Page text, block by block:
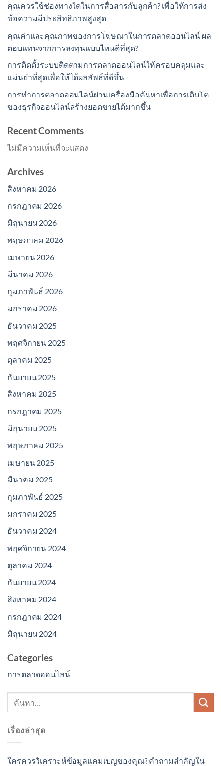
คุณควรใช้ช่องทางใดในการสื่อสารกับลูกค้า? เพื่อให้การส่ง
ข้อความมีประสิทธิภาพสูงสุด
คุณค่าและคุณภาพของการโฆษณาในการตลาดออนไลน์ ผล
ตอบแทนจากการลงทุนแบบไหนดีที่สุด?
การติดตั้งระบบติดตามการตลาดออนไลน์ให้ครอบคลุมและ
แม่นยำที่สุดเพื่อให้ได้ผลลัพธ์ที่ดีขึ้น
การทำการตลาดออนไลน์ผ่านเครื่องมือค้นหาเพื่อการเติบโต
ของธุรกิจออนไลน์สร้างยอดขายได้มากขึ้น
Recent Comments
ไม่มีความเห็นที่จะแสดง
Archives
สิงหาคม 2026
กรกฎาคม 2026
มิถุนายน 2026
พฤษภาคม 2026
เมษายน 2026
มีนาคม 2026
กุมภาพันธ์ 2026
มกราคม 2026
ธันวาคม 2025
พฤศจิกายน 2025
ตุลาคม 2025
กันยายน 2025
สิงหาคม 2025
กรกฎาคม 2025
มิถุนายน 2025
พฤษภาคม 2025
เมษายน 2025
มีนาคม 2025
กุมภาพันธ์ 2025
มกราคม 2025
ธันวาคม 2024
พฤศจิกายน 2024
ตุลาคม 2024
กันยายน 2024
สิงหาคม 2024
กรกฎาคม 2024
มิถุนายน 2024
Categories
การตลาดออนไลน์
เรื่องล่าสุด
ใครควรวิเคราะห์ข้อมูลแคมเปญของคุณ? คำถามสำคัญใน